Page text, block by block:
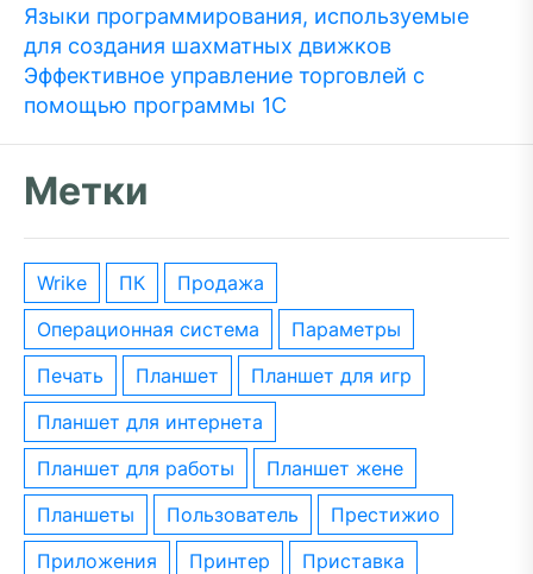
Языки программирования, используемые
для создания шахматных движков
Эффективное управление торговлей с
помощью программы 1С
Метки
wrike ПК
Продажа
операционная система
параметры
печать
планшет
планшет для игр
планшет для интернета
планшет для работы
планшет жене
планшеты
пользователь
престижио
приложения
принтер
приставка